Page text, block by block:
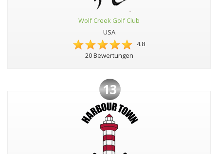
Wolf Creek Golf Club
USA
4.8
20 Bewertungen
13